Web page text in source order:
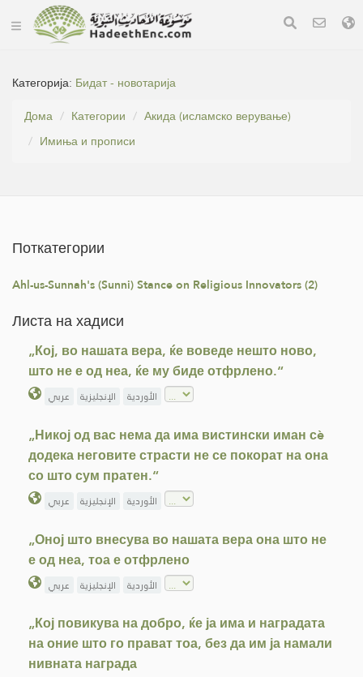
Категорија: Бидат - новотарија
Дома
Категории
Акида (исламско верување)
Имиња и прописи
Поткатегории
Ahl-us-Sunnah's (Sunni) Stance on Religious Innovators (2)
Листа на хадиси
„Кој, во нашата вера, ќе воведе нешто ново,
што не е од неа, ќе му биде отфрлено.“
عربي الإنجليزية الأوردية
„Никој од вас нема да има вистински иман сè
додека неговите страсти не се покорат на она
со што сум пратен.“
عربي الإنجليزية الأوردية
„Оној што внесува во нашата вера она што не
е од неа, тоа е отфрлено
عربي الإنجليزية الأوردية
„Кој повикува на добро, ќе ја има и наградата
на оние што го прават тоа, без да им ја намали
нивната награда